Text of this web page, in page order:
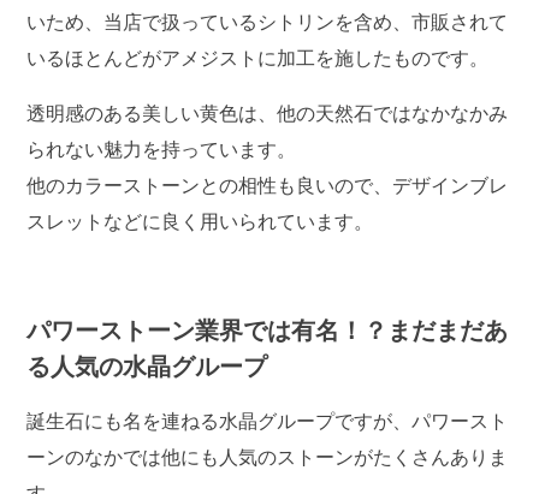
いため、当店で扱っているシトリンを含め、市販されて
いるほとんどがアメジストに加工を施したものです。
透明感のある美しい黄色は、他の天然石ではなかなかみ
られない魅力を持っています。
他のカラーストーンとの相性も良いので、デザインブレ
スレットなどに良く用いられています。
パワーストーン業界では有名！？まだまだあ
る人気の水晶グループ
誕生石にも名を連ねる水晶グループですが、パワースト
ーンのなかでは他にも人気のストーンがたくさんありま